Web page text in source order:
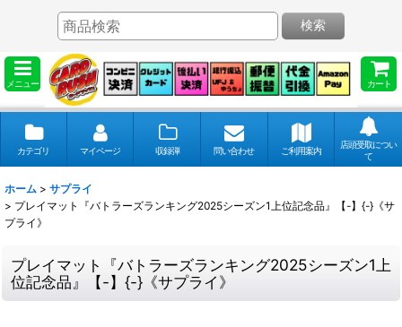
メニュー カート
検索
カテゴリ マイページ 収録弾 問い合わせ ご利用案内
店頭受取につい
て
ホーム > サプライ
> プレイマット『バトラーズランキング2025シーズン1上位記念品』【-】{-}《サ
プライ》
プレイマット『バトラーズランキング2025シーズン1上
位記念品』【-】{-}《サプライ》